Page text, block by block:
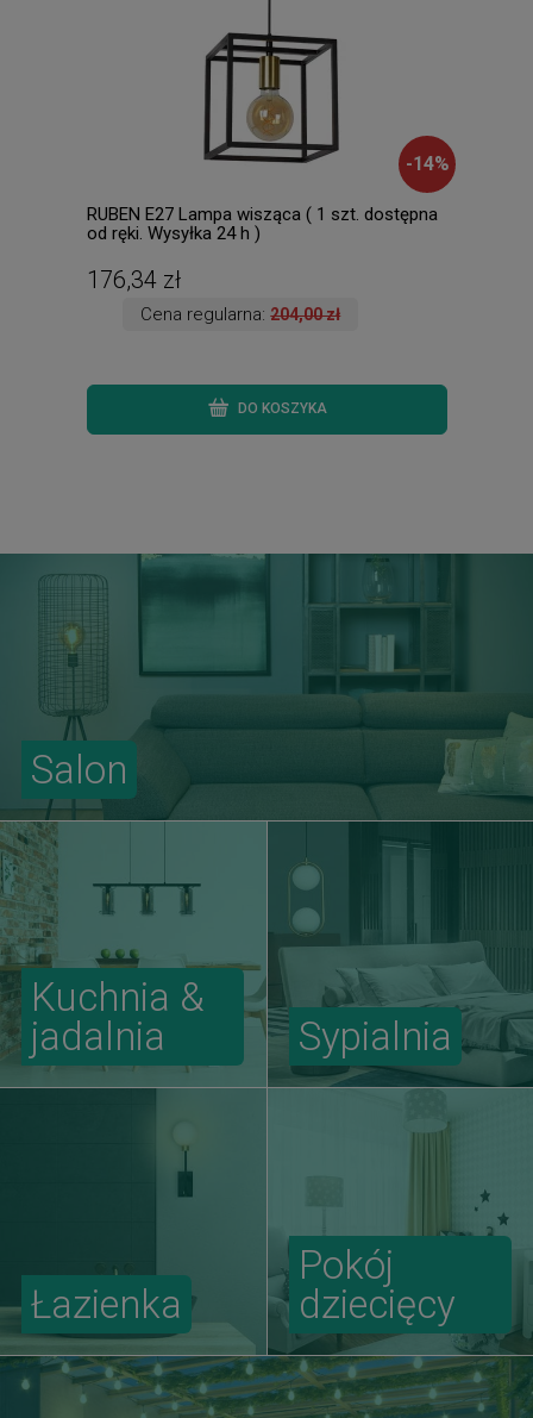
-14%
RUBEN E27 Lampa wisząca ( 1 szt. dostępna
od ręki. Wysyłka 24 h )
176,34 zł
Cena regularna:204,00 zł
DO KOSZYKA
Salon
Kuchnia &
jadalnia
Sypialnia
Łazienka
Pokój
dziecięcy